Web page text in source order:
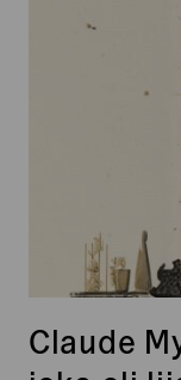
Claude